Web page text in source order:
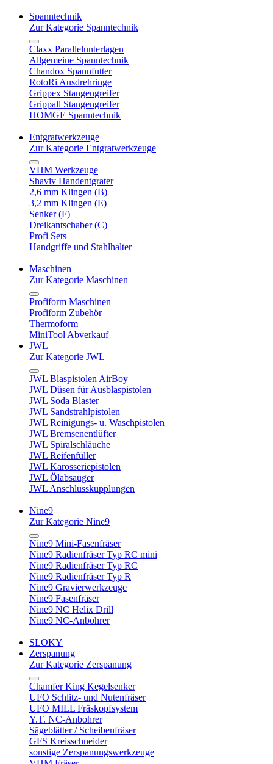
Spanntechnik
Zur Kategorie Spanntechnik
Claxx Parallelunterlagen
Allgemeine Spanntechnik
Chandox Spannfutter
RotoRi Ausdrehringe
Grippex Stangengreifer
Grippall Stangengreifer
HOMGE Spanntechnik
Entgratwerkzeuge
Zur Kategorie Entgratwerkzeuge
VHM Werkzeuge
Shaviv Handentgrater
2,6 mm Klingen (B)
3,2 mm Klingen (E)
Senker (F)
Dreikantschaber (C)
Profi Sets
Handgriffe und Stahlhalter
Maschinen
Zur Kategorie Maschinen
Profiform Maschinen
Profiform Zubehör
Thermoform
MiniTool Abverkauf
JWL
Zur Kategorie JWL
JWL Blaspistolen AirBoy
JWL Düsen für Ausblaspistolen
JWL Soda Blaster
JWL Sandstrahlpistolen
JWL Reinigungs- u. Waschpistolen
JWL Bremsenentlüfter
JWL Spiralschläuche
JWL Reifenfüller
JWL Karosseriepistolen
JWL Ölabsauger
JWL Anschlusskupplungen
Nine9
Zur Kategorie Nine9
Nine9 Mini-Fasenfräser
Nine9 Radienfräser Typ RC mini
Nine9 Radienfräser Typ RC
Nine9 Radienfräser Typ R
Nine9 Gravierwerkzeuge
Nine9 Fasenfräser
Nine9 NC Helix Drill
Nine9 NC-Anbohrer
SLOKY
Zerspanung
Zur Kategorie Zerspanung
Chamfer King Kegelsenker
UFO Schlitz- und Nutenfräser
UFO MILL Fräskopfsystem
Y.T. NC-Anbohrer
Sägeblätter / Scheibenfräser
GFS Kreisschneider
sonstige Zerspanungswerkzeuge